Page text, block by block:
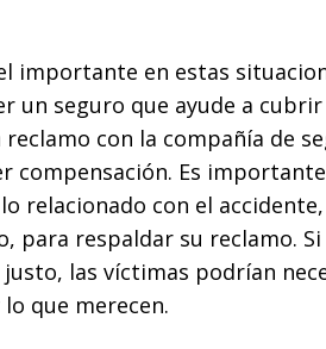
importante en estas
un seguro que ayude a
con la compañía de
Es
relacionado con el
para respaldar su reclamo.
las víctimas podrían
que merecen.